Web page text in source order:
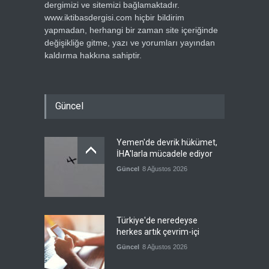
dergimizi ve sitemizi bağlamaktadır.
www.iktibasdergisi.com hiçbir bildirim
yapmadan, herhangi bir zaman site içeriğinde
değişikliğe gitme, yazı ve yorumları yayından
kaldırma hakkına sahiptir.
Güncel
Yemen'de devrik hükümet,
İHA'larla mücadele ediyor
Güncel 8 Ağustos 2026
Türkiye'de neredeyse
herkes artık çevrim-içi
Güncel 8 Ağustos 2026